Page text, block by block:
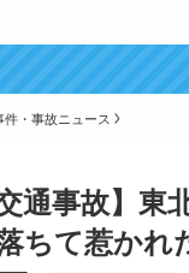
件・事故ニュース
交通事故】
ちて惹かれ